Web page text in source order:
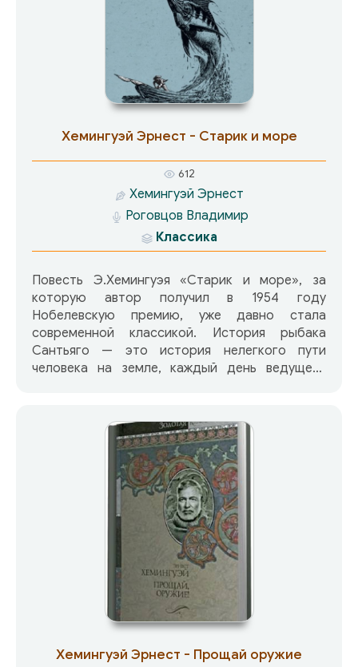
убивают таких же обычных людей. Все сошли с
ума. Гарри становится ясно, что кубинцы
после завершения перевозки его уберут.
Единственный выход — напасть первым.
Хемингуэй Эрнест - Старик и море
612
Хемингуэй Эрнест
Роговцов Владимир
Классика
Повесть Э.Хемингуэя «Старик и море», за
которую автор получил в 1954 году
Нобелевскую премию, уже давно стала
современной классикой. История рыбака
Сантьяго — это история нелегкого пути
человека на земле, каждый день ведущего
миром, осознающего себя не одиночкой, как
было в предыдущих произведениях писателя, а
частицей огромного и прекрасного мира.
Хемингуэй Эрнест - Прощай оружие